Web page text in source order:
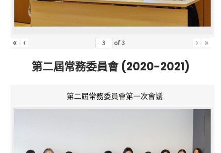
« ‹ of3 › »
第二屆常務委員會 (2020-2021)
第二屆常務委員會第一次會議